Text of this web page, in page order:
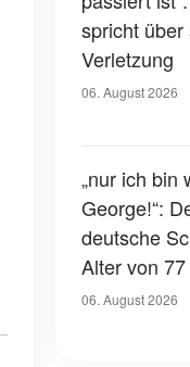
spricht
Verletzung
06. August 2026
„nur ich bin
George!“:
deutsche
Alter von
hatte er
06. August 2026